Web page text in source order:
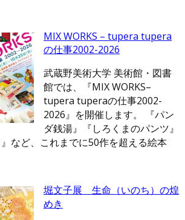
MIX WORKS – tupera tupera
の仕事2002-2026
武蔵野美術大学 美術館・図書
館では、『MIX WORKS–
tupera tuperaの仕事2002-
2026』を開催します。 『パン
ダ銭湯』『しろくまのパンツ』
』など、これまでに50作を超える絵本
堀文子展 生命（いのち）の煌
めき